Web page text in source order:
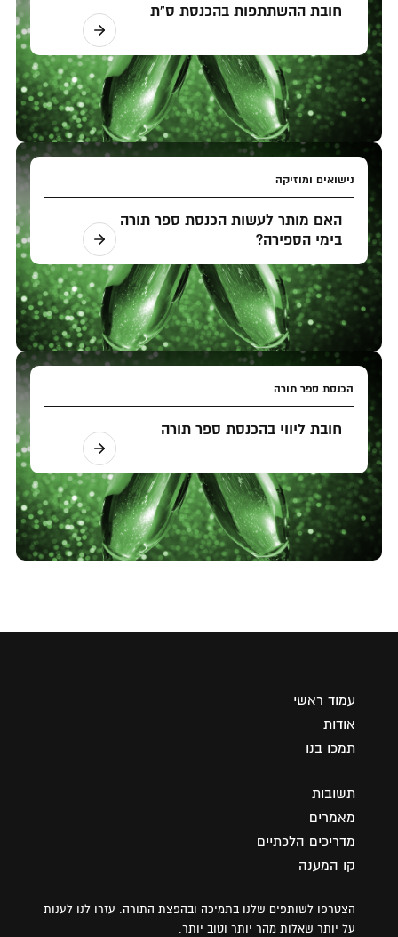
חובת ההשתתפות בהכנסת ס"ת
נישואים ומוזיקה
האם מותר לעשות הכנסת ספר תורה
בימי הספירה?
הכנסת ספר תורה
חובת ליווי בהכנסת ספר תורה
עמוד ראשי
אודות
תמכו בנו
תשובות
מאמרים
מדריכים הלכתיים
קו המענה
הצטרפו לשותפים שלנו בתמיכה ובהפצת התורה. עזרו לנו לענות
על יותר שאלות מהר יותר וטוב יותר.